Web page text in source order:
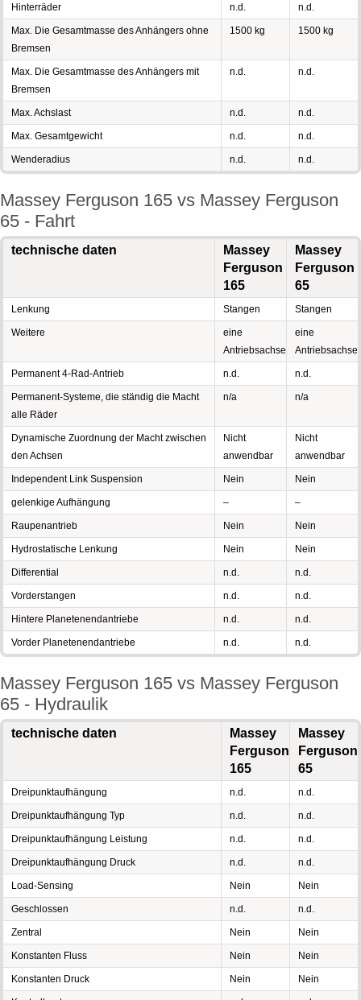
Hinterräder n.d. n.d.
Max. Die Gesamtmasse des Anhängers ohne
Bremsen
1500 kg 1500 kg
Max. Die Gesamtmasse des Anhängers mit
Bremsen
n.d. n.d.
Max. Achslast n.d. n.d.
Max. Gesamtgewicht n.d. n.d.
Wenderadius n.d. n.d.
Massey Ferguson 165 vs Massey Ferguson
65 - Fahrt
technische daten
Massey
Ferguson
165
Massey
Ferguson
65
Lenkung Stangen Stangen
Weitere
eine
Antriebsachse
eine
Antriebsachse
Permanent 4-Rad-Antrieb n.d. n.d.
Permanent-Systeme, die ständig die Macht
alle Räder
n/a n/a
Dynamische Zuordnung der Macht zwischen
den Achsen
Nicht
anwendbar
Nicht
anwendbar
Independent Link Suspension Nein Nein
gelenkige Aufhängung – –
Raupenantrieb Nein Nein
Hydrostatische Lenkung Nein Nein
Differential n.d. n.d.
Vorderstangen n.d. n.d.
Hintere Planetenendantriebe n.d. n.d.
Vorder Planetenendantriebe n.d. n.d.
Massey Ferguson 165 vs Massey Ferguson
65 - Hydraulik
technische daten
Massey
Ferguson
165
Massey
Ferguson
65
Dreipunktaufhängung n.d. n.d.
Dreipunktaufhängung Typ n.d. n.d.
Dreipunktaufhängung Leistung n.d. n.d.
Dreipunktaufhängung Druck n.d. n.d.
Load-Sensing Nein Nein
Geschlossen n.d. n.d.
Zentral Nein Nein
Konstanten Fluss Nein Nein
Konstanten Druck Nein Nein